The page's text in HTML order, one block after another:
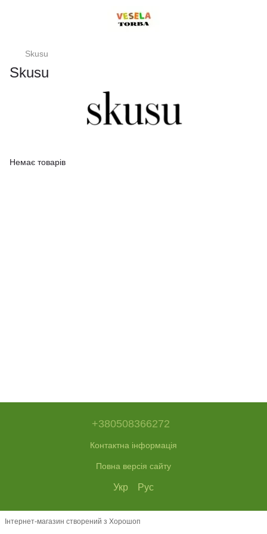
Skusu
Skusu
Немає товарів
+380508366272
Контактна інформація
Повна версія сайту
Укр Рус
Інтернет-магазин створений з Хорошоп